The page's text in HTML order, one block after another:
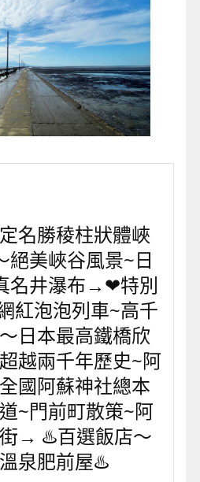
名勝稜柱狀體峽
絕美峽谷風景~日
名井瀑布→❤特別
紅泡泡列車~高千
日本最高鐵橋欣
越兩千年歷史~阿
國阿蘇神社總本
~門前町散策~阿
→ ♨️百選飯店～
泉肥前屋♨️